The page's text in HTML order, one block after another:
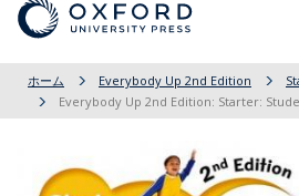
ホーム Everybody Up 2nd Edition
Everybody Up 2nd Edition: Starter: